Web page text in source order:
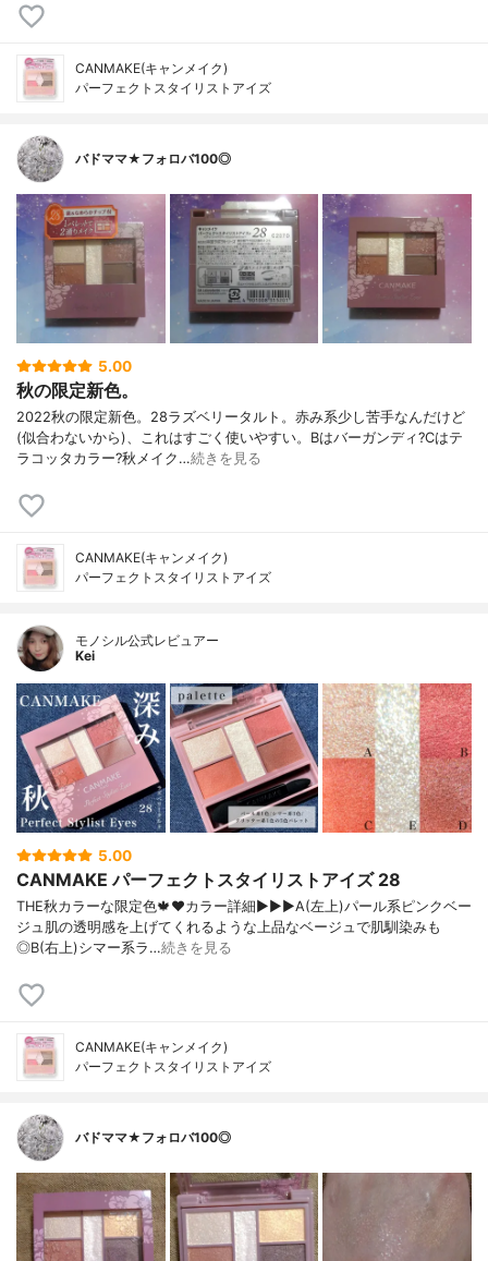
CANMAKE(キャンメイク)
パーフェクトスタイリストアイズ
バドママ★フォロバ100◎
5.00
秋の限定新色。
2022秋の限定新色。28ラズベリータルト。赤み系少し苦手なんだけど
(似合わないから)、これはすごく使いやすい。Bはバーガンディ?Cはテ
ラコッタカラー?秋メイク…続きを見る
CANMAKE(キャンメイク)
パーフェクトスタイリストアイズ
モノシル公式レビュアー
Kei
5.00
CANMAKE パーフェクトスタイリストアイズ 28
THE秋カラーな限定色🍁❤️カラー詳細▶︎▶︎▶︎A(左上)パール系ピンクベー
ジュ肌の透明感を上げてくれるような上品なベージュで肌馴染みも
◎B(右上)シマー系ラ…続きを見る
CANMAKE(キャンメイク)
パーフェクトスタイリストアイズ
バドママ★フォロバ100◎